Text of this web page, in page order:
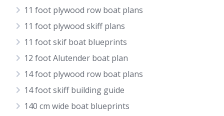
11 foot plywood row boat plans
11 foot plywood skiff plans
11 foot skif boat blueprints
12 foot Alutender boat plan
14 foot plywood row boat plans
14 foot skiff building guide
140 cm wide boat blueprints